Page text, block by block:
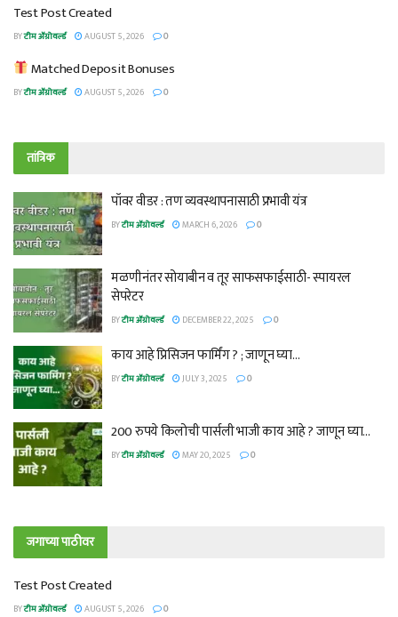
Test Post Created
BYटीम ॲग्रोवर्ल्ड AUGUST 5, 2026 0
Matched Deposit Bonuses
BYटीम ॲग्रोवर्ल्ड AUGUST 5, 2026 0
तांत्रिक
पॉवर वीडर : तण व्यवस्थापनासाठी प्रभावी यंत्र
BYटीम ॲग्रोवर्ल्ड MARCH 6, 2026 0
मळणीनंतर सोयाबीन व तूर साफसफाईसाठी- स्पायरल
सेपरेटर
BYटीम ॲग्रोवर्ल्ड DECEMBER 22, 2025 0
काय आहे प्रिसिजन फार्मिंग ? ; जाणून घ्या…
BYटीम ॲग्रोवर्ल्ड JULY 3, 2025 0
200 रुपये किलोची पार्सली भाजी काय आहे ? जाणून घ्या…
BYटीम ॲग्रोवर्ल्ड MAY 20, 2025 0
जगाच्या पाठीवर
Test Post Created
BYटीम ॲग्रोवर्ल्ड AUGUST 5, 2026 0